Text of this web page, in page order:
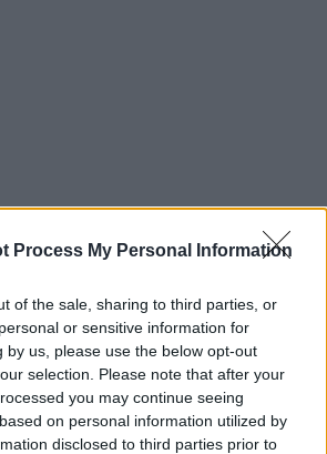
Process My Personal Information
of the sale, sharing to third parties, or
or sensitive information for
by us, please use the below opt-out
selection. Please note that after your
you may continue seeing
on personal information utilized by
disclosed to third parties prior to
ESG nei processi HR non è un
condivise e percorsi formativi
preparati in questo ambito
leve decisive per la
responsabilità delle imprese,
di sostenibilità in pratiche